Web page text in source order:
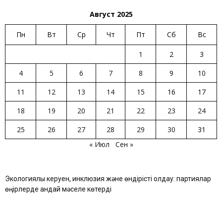
Август 2025
Пн Вт Ср Чт Пт Сб Вс
1 2
3
4
5 6 7 8 9
10
11
12 13 14 15 16
17
18
19 20 21 22 23
24
25
26 27 28 29 30
31
« Июл
Сен »
Экологиялық керуен, инклюзия және өндірісті қолдау: партиялар
өңірлерде қандай мәселе көтерді